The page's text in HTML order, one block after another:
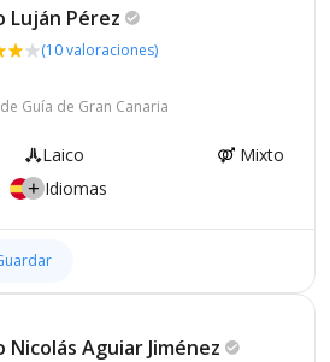
Luján Pérez
(10 valoraciones)
Guía de Gran Canaria
Laico
Mixto
Idiomas
Nicolás Aguiar Jiménez